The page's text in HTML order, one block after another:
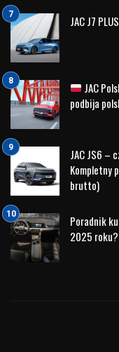
JAC J7
JAC
podbija
JAC JS6 –
Kompletny
brutto)
Poradnik
2025 roku?